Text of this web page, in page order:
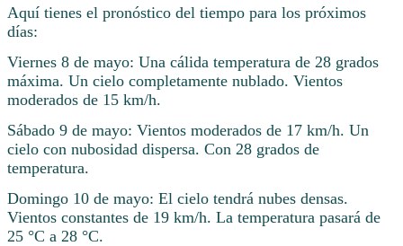
Aquí tienes el pronóstico del tiempo para los próximos
días:
Viernes 8 de mayo: Una cálida temperatura de 28 grados
máxima. Un cielo completamente nublado. Vientos
moderados de 15 km/h.
Sábado 9 de mayo: Vientos moderados de 17 km/h. Un
cielo con nubosidad dispersa. Con 28 grados de
temperatura.
Domingo 10 de mayo: El cielo tendrá nubes densas.
Vientos constantes de 19 km/h. La temperatura pasará de
25 °C a 28 °C.